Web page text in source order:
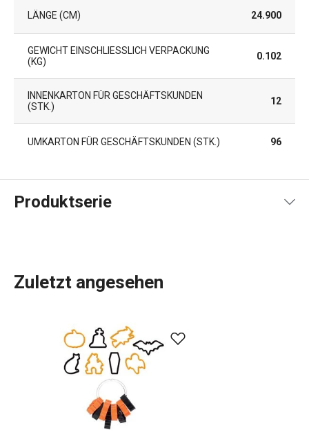
LÄNGE (CM) 24.900
GEWICHT EINSCHLIESSLICH VERPACKUNG (
KG)
0.102
INNENKARTON FÜR GESCHÄFTSKUNDEN
(STK.)
12
UMKARTON FÜR GESCHÄFTSKUNDEN (STK.) 96
Produktserie
erleichtern? In der DELÍCIA-Produktpalette ist für jeden,
der backt, etwas dabei:Backbleche
Backformenin allen Formen, Größen und
Kuchenformen
Dutzende verschiedeneBackwerkzeuge
Backwaren für Profis. Für Anfänger haben wir Gadgets
Zuletzt angesehen